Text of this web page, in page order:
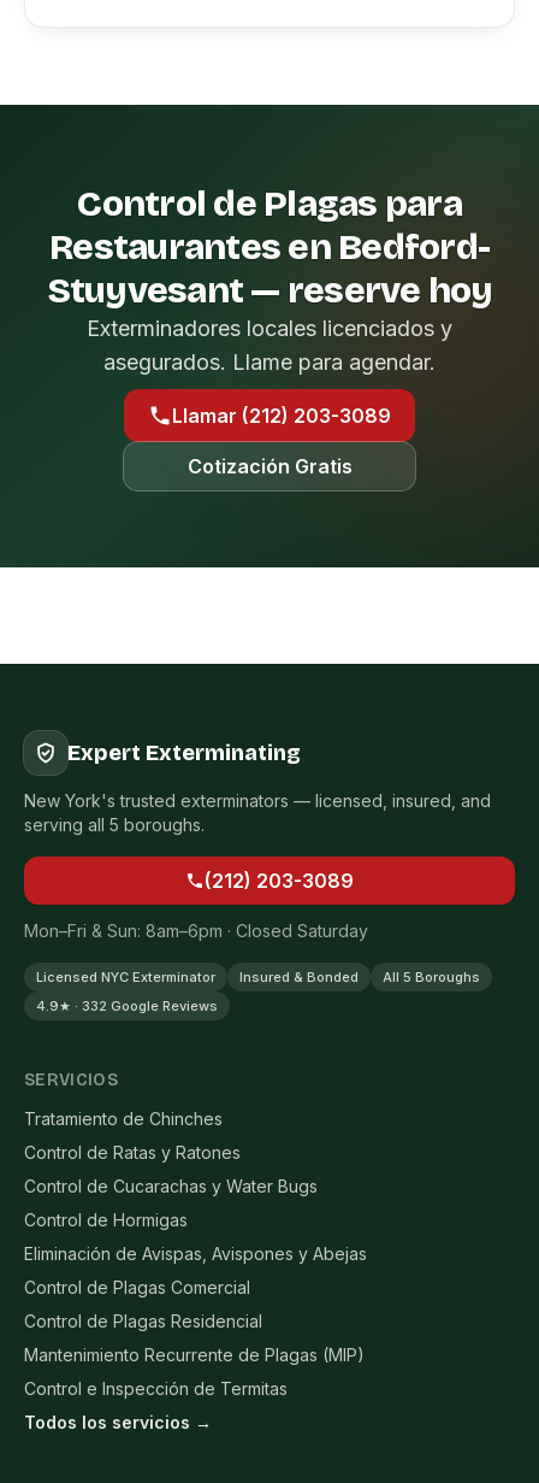
Control de Plagas para
Restaurantes en Bedford-
Stuyvesant — reserve hoy
Exterminadores locales licenciados y
asegurados. Llame para agendar.
Llamar (212) 203-3089
Cotización Gratis
Expert Exterminating
New York's trusted exterminators — licensed, insured, and
serving all 5 boroughs.
(212) 203-3089
Mon–Fri & Sun: 8am–6pm · Closed Saturday
Licensed NYC Exterminator Insured & Bonded
All 5 Boroughs
4.9★ · 332 Google Reviews
SERVICIOS
Tratamiento de Chinches
Control de Ratas y Ratones
Control de Cucarachas y Water Bugs
Control de Hormigas
Eliminación de Avispas, Avispones y Abejas
Control de Plagas Comercial
Control de Plagas Residencial
Mantenimiento Recurrente de Plagas (MIP)
Control e Inspección de Termitas
Todos los servicios →